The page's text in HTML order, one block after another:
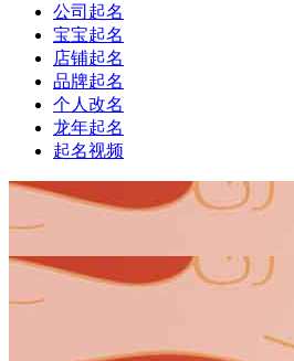
公司起名
宝宝起名
店铺起名
品牌起名
个人改名
龙年起名
起名视频